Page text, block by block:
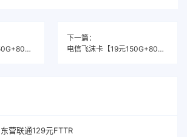
电信飞沫卡【19元150G+800分钟】
下一篇：
电信飞沫卡【19元150G+800分钟】
东营联通129元FTTR